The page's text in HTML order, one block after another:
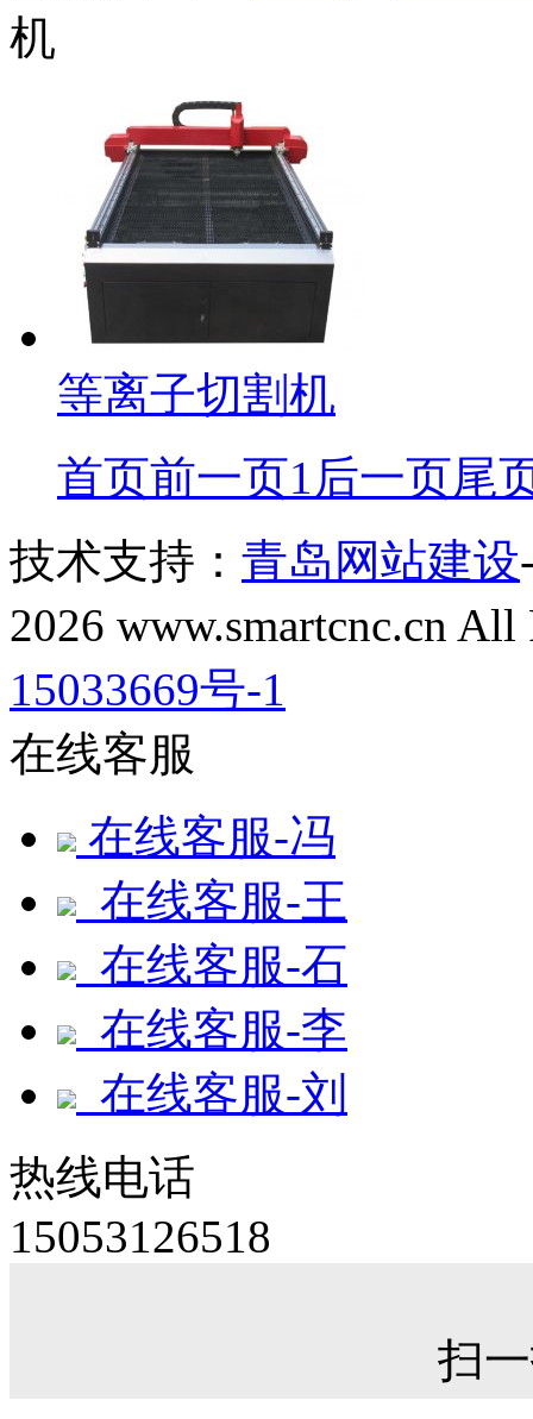
机
等离子切割机
首页前一页1 后一页尾
技术支持： 青岛网站建设
2026 www.smartcnc.cn
15033669号-1
在线客服
在线客服-冯
在线客服-王
在线客服-石
在线客服-李
在线客服-刘
热线电话
15053126518
扫